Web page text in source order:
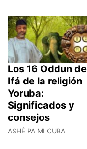
Los 16 Oddun de
Ifá de la religión
Yoruba:
Significados y
consejos
ASHÉ PA MI CUBA